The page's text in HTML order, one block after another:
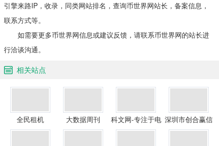
引擎来路IP，收录，同类网站排名，查询币世界网站长，备案信息，
联系方式等。
如需要更多币世界网信息或建议反馈，请联系币世界网的站长进
行洽谈沟通。
相关站点
全民租机 大数据周刊
科文网-专注于电
脑、手机、科技
深圳市创合赢信
息咨询有限公司